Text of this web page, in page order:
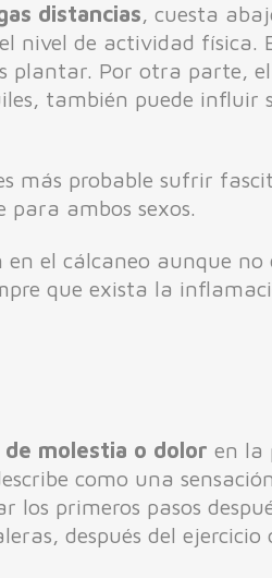
distancias, cuesta
nivel de actividad física.
plantar. Por otra parte,
también puede
más probable sufrir
para ambos sexos.
el cálcaneo aunque no
que exista la
de molestia o dolor en la
como una
primeros pasos
después del